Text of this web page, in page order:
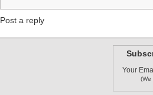
Post a reply
Your
(We